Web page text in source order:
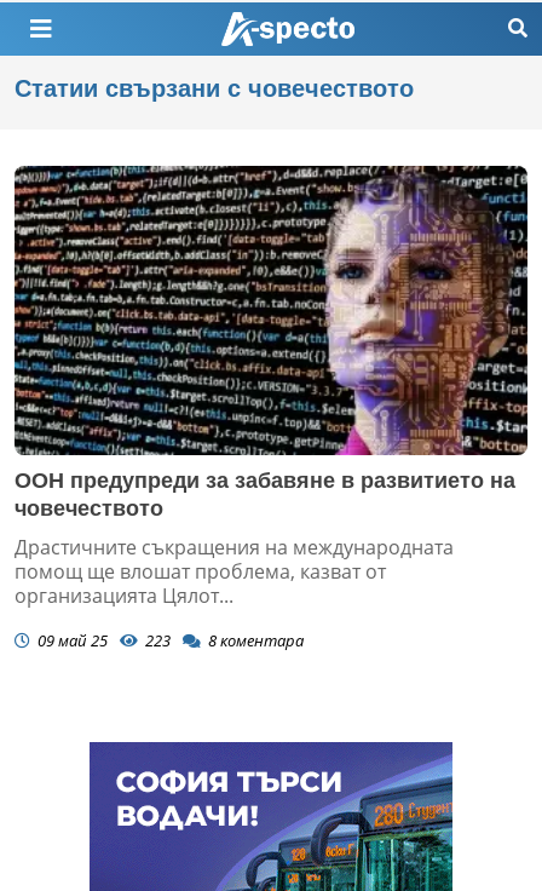
Статии свързани с човечеството
ООН предупреди за забавяне в развитието на
човечеството
Драстичните съкращения на международната
помощ ще влошат проблема, казват от
организацията Цялот...
09 май 25 223 8коментара